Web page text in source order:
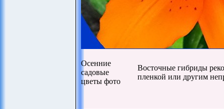
Осенние
садовые
цветы фото
Восточные гибриды
пленкой или другим